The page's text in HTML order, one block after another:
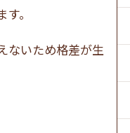
。
ないため格差が生